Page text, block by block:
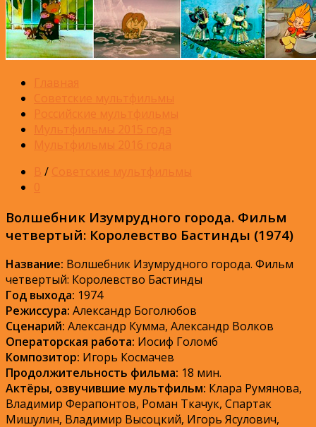
Главная
Советские мультфильмы
Российские мультфильмы
Мультфильмы 2015 года
Мультфильмы 2016 года
В / Советские мультфильмы
0
Волшебник Изумрудного города. Фильм
четвертый: Королевство Бастинды (1974)
Название: Волшебник Изумрудного города. Фильм
четвертый: Королевство Бастинды
Год выхода: 1974
Режиссура: Александр Боголюбов
Сценарий: Александр Кумма, Александр Волков
Операторская работа: Иосиф Голомб
Композитор: Игорь Космачев
Продолжительность фильма: 18 мин.
Актёры, озвучившие мультфильм: Клара Румянова,
Владимир Ферапонтов, Роман Ткачук, Спартак
Мишулин, Владимир Высоцкий, Игорь Ясулович,